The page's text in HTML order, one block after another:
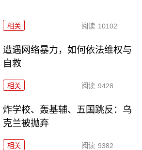
相关 阅读 10102
遭遇网络暴力，如何依法维权与
自救
相关 阅读 9428
炸学校、轰基辅、五国跳反：乌
克兰被抛弃
相关 阅读 9382